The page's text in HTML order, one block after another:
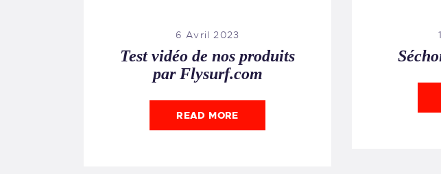
6 Avril 2023
Test vidéo de nos produits
par Flysurf.com
READ MORE